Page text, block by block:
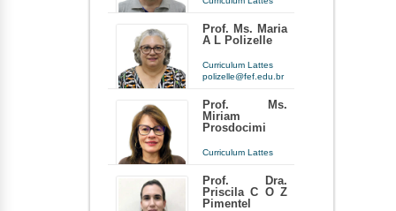
coordenacao.jornalismo@fef.edu.br
Docente há 15 anos e 6 meses
Prof. Ms. Maria
A L Polizelle
Curriculum Lattes
polizelle@fef.edu.br
Docente há 21 anos
e 5 meses
Prof. Ms.
Miriam
Prosdocimi
Curriculum Lattes
mprosdocimi@unifef.edu.br
Docente há 6 meses
Prof. Dra.
Priscila C O Z
Pimentel